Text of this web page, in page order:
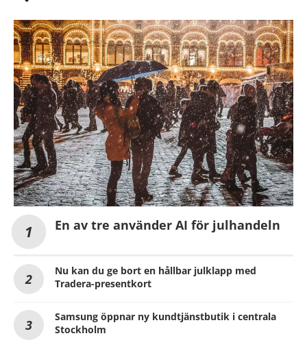
En av tre använder AI för julhandeln
Nu kan du ge bort en hållbar julklapp med
Tradera-presentkort
Samsung öppnar ny kundtjänstbutik i centrala
Stockholm